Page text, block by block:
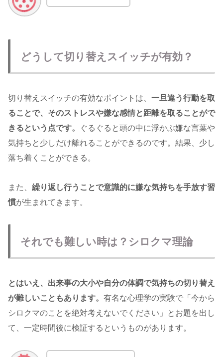
どうして切り替えスイッチが有効？
切り替えスイッチの有効なポイントは、 一旦違う行動を取
ることで、そのストレスや嫌な感情と距離を取ることがで
きるという点です。
ぐるぐると頭の中に浮かぶ嫌な言葉や
気持ちと少しだけ離れることができるのです。結果、少し
落ち着くことができる。
また、 繰り返し行うことで意識的に嫌な気持ちを手放す習
慣が生まれてきます。
それでも難しい時は？シロクマ理論
とはいえ、出来事の大小や自分の体調で気持ちの切り替え
が難しいこともあります。 有名な心理学の実験で「今から
シロクマのことを絶対考えないでください」とお題を出し
て、一定時間後に検証するというものがあります。